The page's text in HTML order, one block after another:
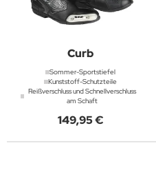
Curb
Sommer-Sportstiefel
Kunststoff-Schutzteile
Reißverschluss und Schnellverschluss
am Schaft
149,95 €